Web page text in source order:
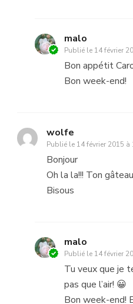
malo
Publié le 14 février
Bon appétit
Bon week-end!
wolfe
Publié le 14 février 2015 à
Bonjour
Oh la la!!! Ton
Bisous
malo
Publié le 14 février
Tu veux que je
pas que l’air! 😀
Bon week-end!